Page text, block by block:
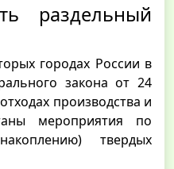
раздельный
городах России в
закона от 24
производства и
мероприятия по
твердых